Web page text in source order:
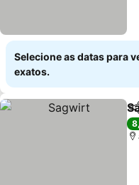
Selecione as datas para
exatos.